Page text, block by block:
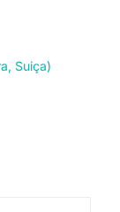
Suiça)